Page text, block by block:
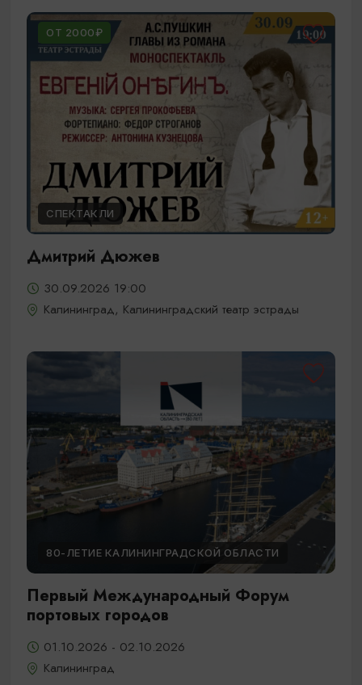
ОТ 2000₽
СПЕКТАКЛИ
Дмитрий Дюжев
30.09.2026 19:00
Калининград, Калининградский театр эстрады
80-ЛЕТИЕ КАЛИНИНГРАДСКОЙ ОБЛАСТИ
Первый Международный Форум
портовых городов
01.10.2026 - 02.10.2026
Калининград